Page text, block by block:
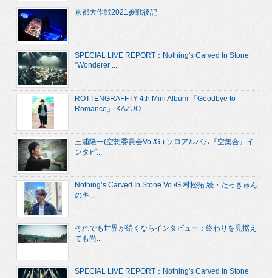
京都大作戦2021参戦後記
SPECIAL LIVE REPORT：Nothing's Carved In Stone
“Wonderer ...
ROTTENGRAFFTY 4th Mini Album 『Goodbye to
Romance』 KAZUO...
三浦隆一(空想委員会Vo./G.) ソロアルバム『空集合』イ
ンタビ...
Nothing’s Carved In Stone Vo./G.村松拓 続・たっきゅん
のキ...
それでも世界が続くならインタビュー：終わりを見据え
ても尚...
SPECIAL LIVE REPORT：Nothing's Carved In Stone